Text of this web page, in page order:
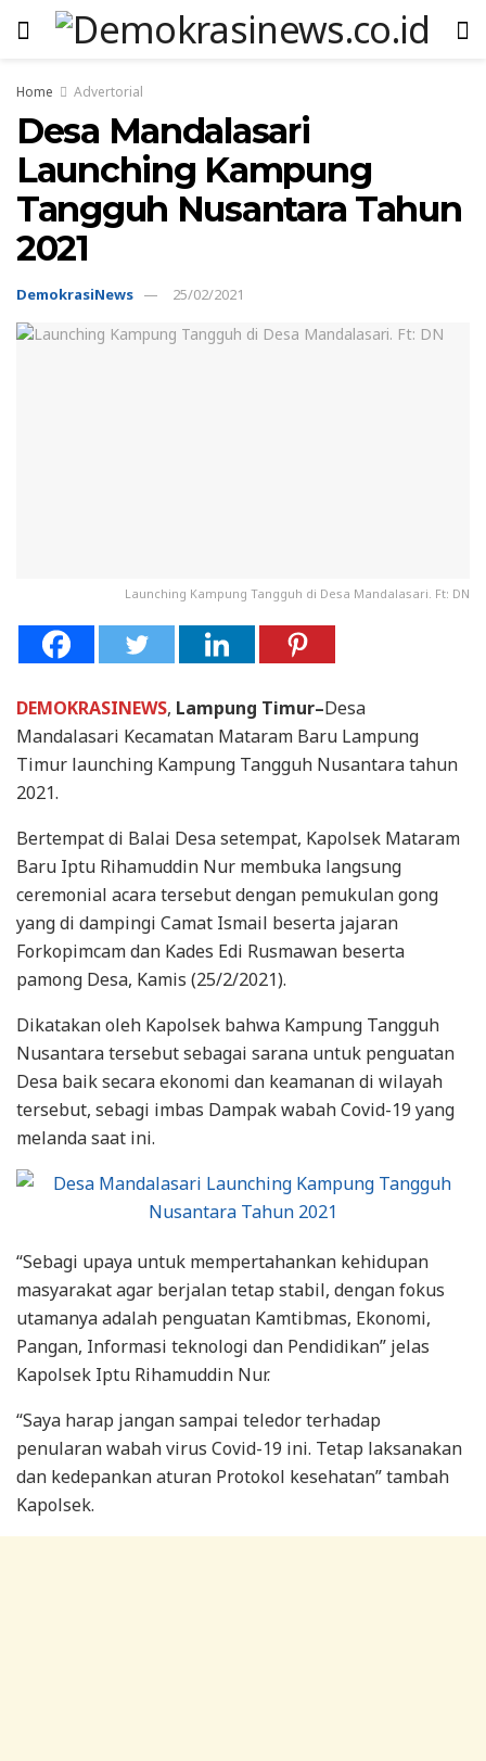
Home Advertorial
Desa Mandalasari
Launching Kampung
Tangguh Nusantara Tahun
2021
DemokrasiNews 25/02/2021
Launching Kampung Tangguh di Desa Mandalasari. Ft: DN
DEMOKRASINEWS, Lampung Timur–Desa
Mandalasari Kecamatan Mataram Baru Lampung
Timur launching Kampung Tangguh Nusantara tahun
2021.
Bertempat di Balai Desa setempat, Kapolsek Mataram
Baru Iptu Rihamuddin Nur membuka langsung
ceremonial acara tersebut dengan pemukulan gong
yang di dampingi Camat Ismail beserta jajaran
Forkopimcam dan Kades Edi Rusmawan beserta
pamong Desa, Kamis (25/2/2021).
Dikatakan oleh Kapolsek bahwa Kampung Tangguh
Nusantara tersebut sebagai sarana untuk penguatan
Desa baik secara ekonomi dan keamanan di wilayah
tersebut, sebagi imbas Dampak wabah Covid-19 yang
melanda saat ini.
“Sebagi upaya untuk mempertahankan kehidupan
masyarakat agar berjalan tetap stabil, dengan fokus
utamanya adalah penguatan Kamtibmas, Ekonomi,
Pangan, Informasi teknologi dan Pendidikan” jelas
Kapolsek Iptu Rihamuddin Nur.
“Saya harap jangan sampai teledor terhadap
penularan wabah virus Covid-19 ini. Tetap laksanakan
dan kedepankan aturan Protokol kesehatan” tambah
Kapolsek.